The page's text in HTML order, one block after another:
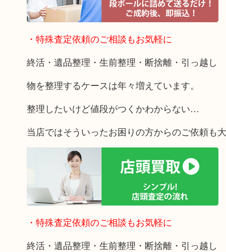
・特殊査定依頼のご相談もお気軽に
終活・遺品整理・生前整理・断捨離・引っ越し
物を整理するケースは年々増えています。
整理したいけど値段がつくかわからない…
当店ではそういったお困りの方からのご依頼も大
・特殊査定依頼のご相談もお気軽に
終活・遺品整理・生前整理・断捨離・引っ越し